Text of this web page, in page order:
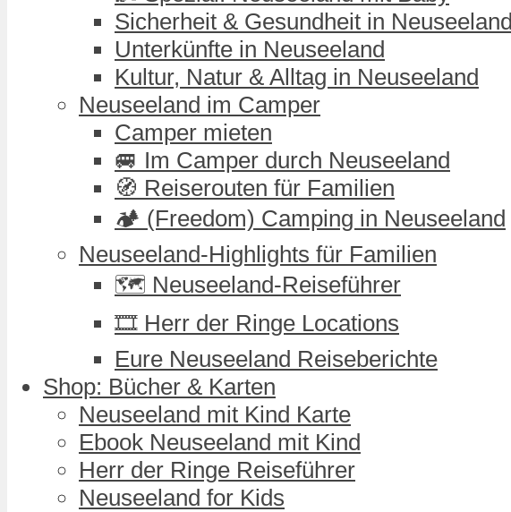
Sicherheit & Gesundheit in Neuseeland
Unterkünfte in Neuseeland
Kultur, Natur & Alltag in Neuseeland
Neuseeland im Camper
Camper mieten
🚐 Im Camper durch Neuseeland
🧭 Reiserouten für Familien
🏕️ (Freedom) Camping in Neuseeland
Neuseeland-Highlights für Familien
🗺️ Neuseeland-Reiseführer
🎞️ Herr der Ringe Locations
Eure Neuseeland Reiseberichte
Shop: Bücher & Karten
Neuseeland mit Kind Karte
Ebook Neuseeland mit Kind
Herr der Ringe Reiseführer
Neuseeland for Kids